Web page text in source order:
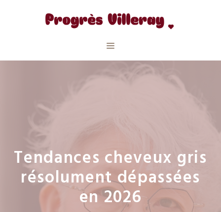
Menu
Tendances cheveux gris
résolument dépassées
en 2026